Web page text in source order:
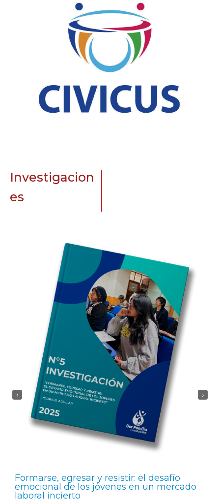
Investigacion
es
Formarse, egresar y resistir: el desafío
emocional de los jóvenes en un mercado
laboral incierto
‹ ›